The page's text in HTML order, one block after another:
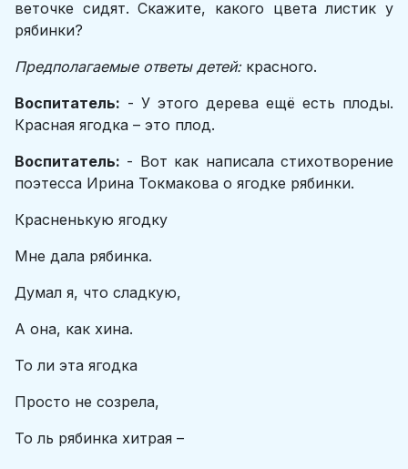
веточке сидят. Скажите, какого цвета листик у
рябинки?
Предполагаемые ответы детей:красного.
Воспитатель: - У этого дерева ещё есть плоды.
Красная ягодка – это плод.
Воспитатель: - Вот как написала стихотворение
поэтесса Ирина Токмакова о ягодке рябинки.
Красненькую ягодку
Мне дала рябинка.
Думал я, что сладкую,
А она, как хина.
То ли эта ягодка
Просто не созрела,
То ль рябинка хитрая –